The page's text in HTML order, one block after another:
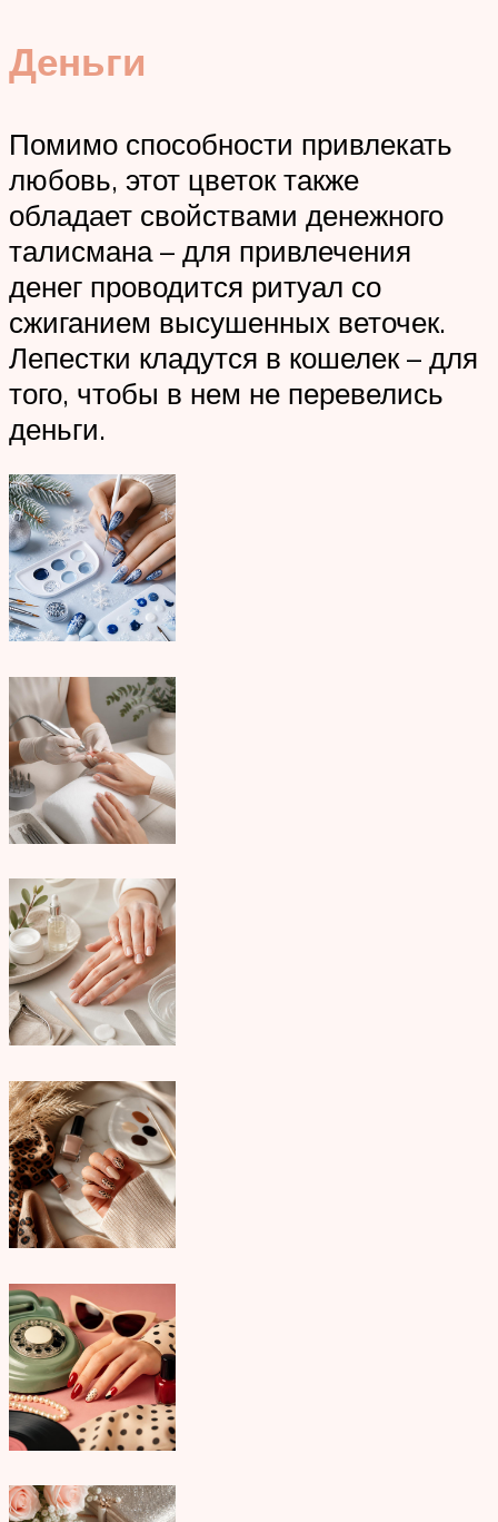
Деньги
Помимо способности привлекать
любовь, этот цветок также
обладает свойствами денежного
талисмана – для привлечения
денег проводится ритуал со
сжиганием высушенных веточек.
Лепестки кладутся в кошелек – для
того, чтобы в нем не перевелись
деньги.